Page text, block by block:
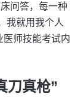
问答，每一种
我就用我个人
医师技能考试内
刀真枪”